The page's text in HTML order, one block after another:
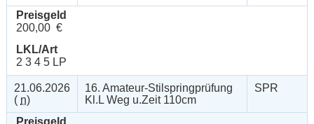
Preisgeld
200,00 €
LKL/Art
2 3 4 5 LP
21.06.2026
( n)
16. Amateur-Stilspringprüfung
Kl.L Weg u.Zeit 110cm
SPR
Preisgeld